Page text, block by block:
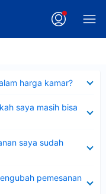
harga kamar?
saya masih bisa
saya sudah
pemesanan